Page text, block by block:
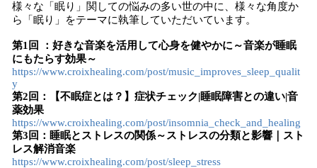
様々な「眠り」関しての悩みの多い世の中に、様々な角度か
ら「眠り」をテーマに執筆していただいています。
第1回 ：好きな音楽を活用して心身を健やかに～音楽が睡眠
にもたらす効果～
https://www.croixhealing.com/post/music_improves_sleep_qualit
y
第2回：【不眠症とは？】症状チェック|睡眠障害との違い|音
薬効果
https://www.croixhealing.com/post/insomnia_check_and_healing
第3回：睡眠とストレスの関係～ストレスの分類と影響｜スト
レス解消音楽
https://www.croixhealing.com/post/sleep_stress